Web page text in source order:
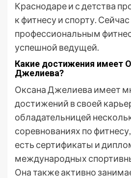
Краснодаре и с детства
к фитнесу и спорту.
профессиональным
успешной ведущей.
Какие достижения имеет
Джелиева?
Оксана Джелиева имеет
достижений в своей
обладательницей
соревнованиях по
есть сертификаты и
международных
Она также активно